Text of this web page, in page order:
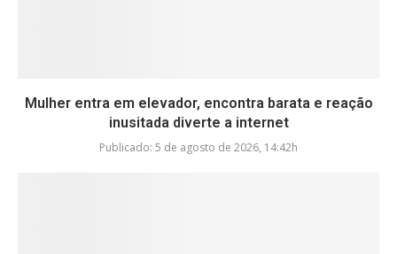
Mulher entra em elevador, encontra barata e reação
inusitada diverte a internet
Publicado: 5 de agosto de 2026, 14:42h